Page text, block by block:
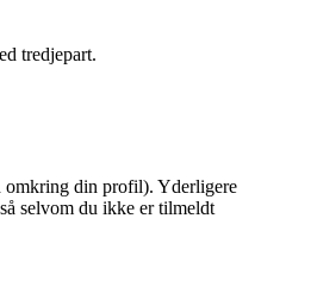
tredjepart.
omkring din profil). Yderligere
selvom du ikke er tilmeldt